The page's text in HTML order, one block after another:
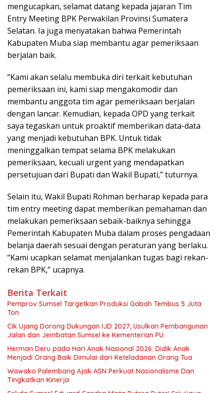
mengucapkan, selamat datang kepada jajaran Tim
Entry Meeting BPK Perwakilan Provinsi Sumatera
Selatan. Ia juga menyatakan bahwa Pemerintah
Kabupaten Muba siap membantu agar pemeriksaan
berjalan baik.
“Kami akan selalu membuka diri terkait kebutuhan
pemeriksaan ini, kami siap mengakomodir dan
membantu anggota tim agar pemeriksaan berjalan
dengan lancar. Kemudian, kepada OPD yang terkait
saya tegaskan untuk proaktif memberikan data-data
yang menjadi kebutuhan BPK. Untuk tidak
meninggalkan tempat selama BPK melakukan
pemeriksaan, kecuali urgent yang mendapatkan
persetujuan dari Bupati dan Wakil Bupati,” tuturnya.
Selain itu, Wakil Bupati Rohman berharap kepada para
tim entry meeting dapat memberikan pemahaman dan
melakukan pemeriksaan sebaik-baiknya sehingga
Pemerintah Kabupaten Muba dalam proses pengadaan
belanja daerah sesuai dengan peraturan yang berlaku.
“Kami ucapkan selamat menjalankan tugas bagi rekan-
rekan BPK,” ucapnya.
Berita Terkait
Pemprov Sumsel Targetkan Produksi Gabah Tembus 5 Juta
Ton
Cik Ujang Dorong Dukungan IJD 2027, Usulkan Pembangunan
Jalan dan Jembatan Sumsel ke Kementerian PU
Herman Deru pada Hari Anak Nasional 2026: Didik Anak
Menjadi Orang Baik Dimulai dari Keteladanan Orang Tua
Wawako Palembang Ajak ASN Perkuat Nasionalisme Dan
Tingkatkan Kinerja